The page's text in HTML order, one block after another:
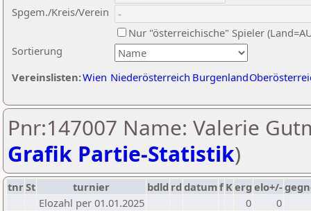
Sortierung
Spgem./Kreis/Verein
Nur "österreichische" Spieler
Vereinslisten:Wien Niederösterreich Burgenland
Pnr:147007 Name: Valerie
Grafik Partie-Statistik)
tnrSt turnier bdld rd datumf Kerg elo+/-
Elozahl per 01.01.2025
0
0